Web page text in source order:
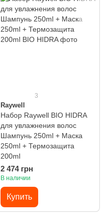
3
Raywell
Набор Raywell BIO HIDRA
для увлажнения волос
Шампунь 250ml + Маска
250ml + Термозащита
200ml
2 474 грн
В наличии
Купить